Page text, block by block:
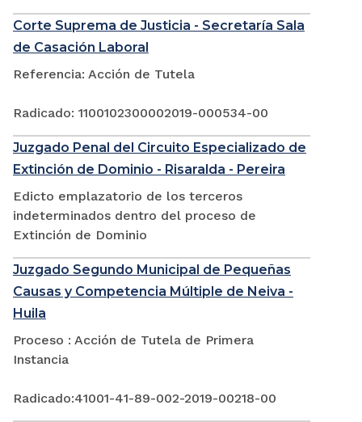
Corte Suprema de Justicia - Secretaría Sala
de Casación Laboral
Referencia: Acción de Tutela
Radicado: 1100102300002019-000534-00
Juzgado Penal del Circuito Especializado de
Extinción de Dominio - Risaralda - Pereira
Edicto emplazatorio de los terceros
indeterminados dentro del proceso de
Extinción de Dominio
Juzgado Segundo Municipal de Pequeñas
Causas y Competencia Múltiple de Neiva -
Huila
Proceso : Acción de Tutela de Primera
Instancia
Radicado:41001-41-89-002-2019-00218-00